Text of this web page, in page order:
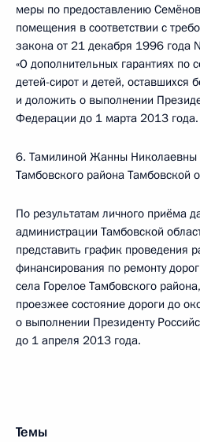
меры по предоставлению
помещения в соответствии с
закона от 21 декабря 1996
«О дополнительных гарантиях по
детей-сирот и детей, оставшихся
и доложить о выполнении
Федерации до 1 марта 2013 года.
6. Тамилиной Жанны Николаевны
Тамбовского района Тамбовской
По результатам личного приёма
администрации Тамбовской
представить график проведения
финансирования по ремонту
села Горелое Тамбовского
проезжее состояние дороги до
о выполнении Президенту
до 1 апреля 2013 года.
Темы